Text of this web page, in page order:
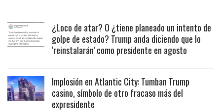
¿Loco de atar? O ¿tiene planeado un intento de
golpe de estado? Trump anda diciendo que lo
‘reinstalarán’ como presidente en agosto
Implosión en Atlantic City: Tumban Trump
casino, símbolo de otro fracaso más del
expresidente